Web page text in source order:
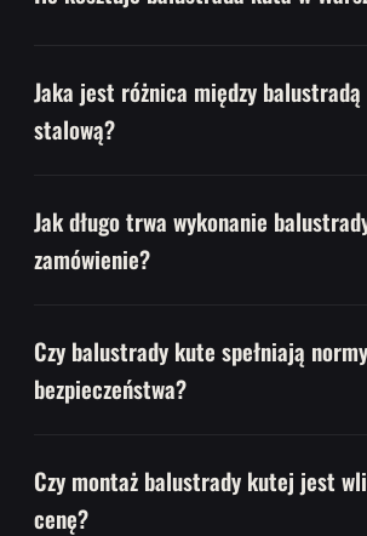
Jaka jest różnica między
stalową?
Jak długo trwa wykonanie
zamówienie?
Czy balustrady kute spełniają normy
bezpieczeństwa?
Czy montaż balustrady kutej jest
cenę?